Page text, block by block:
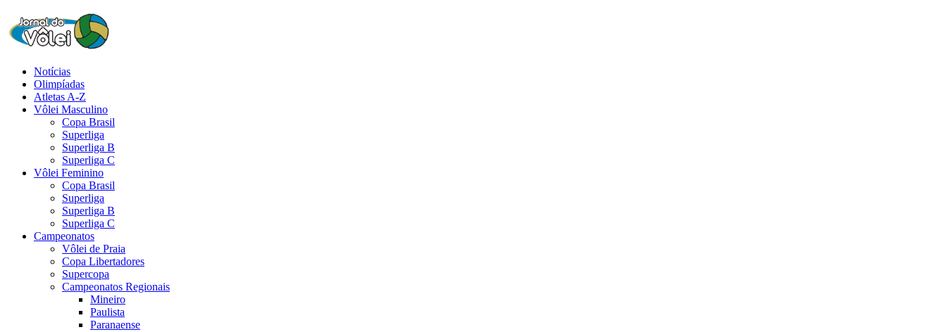
Notícias
Olimpíadas
Atletas A-Z
Vôlei Masculino
Copa Brasil
Superliga
Superliga B
Superliga C
Vôlei Feminino
Copa Brasil
Superliga
Superliga B
Superliga C
Campeonatos
Vôlei de Praia
Copa Libertadores
Supercopa
Campeonatos Regionais
Mineiro
Paulista
Paranaense